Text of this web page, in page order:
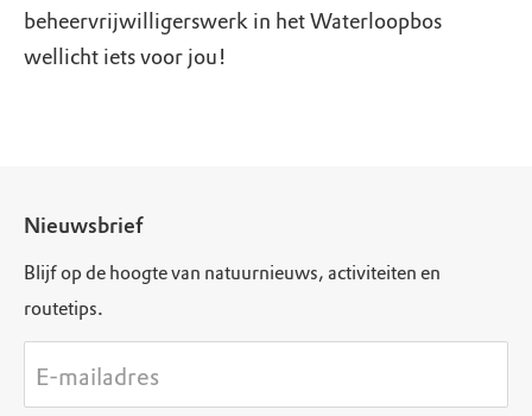
beheervrijwilligerswerk in het Waterloopbos
wellicht iets voor jou!
Nieuwsbrief
Blijf op de hoogte van natuurnieuws, activiteiten en
routetips.
E-mailadres